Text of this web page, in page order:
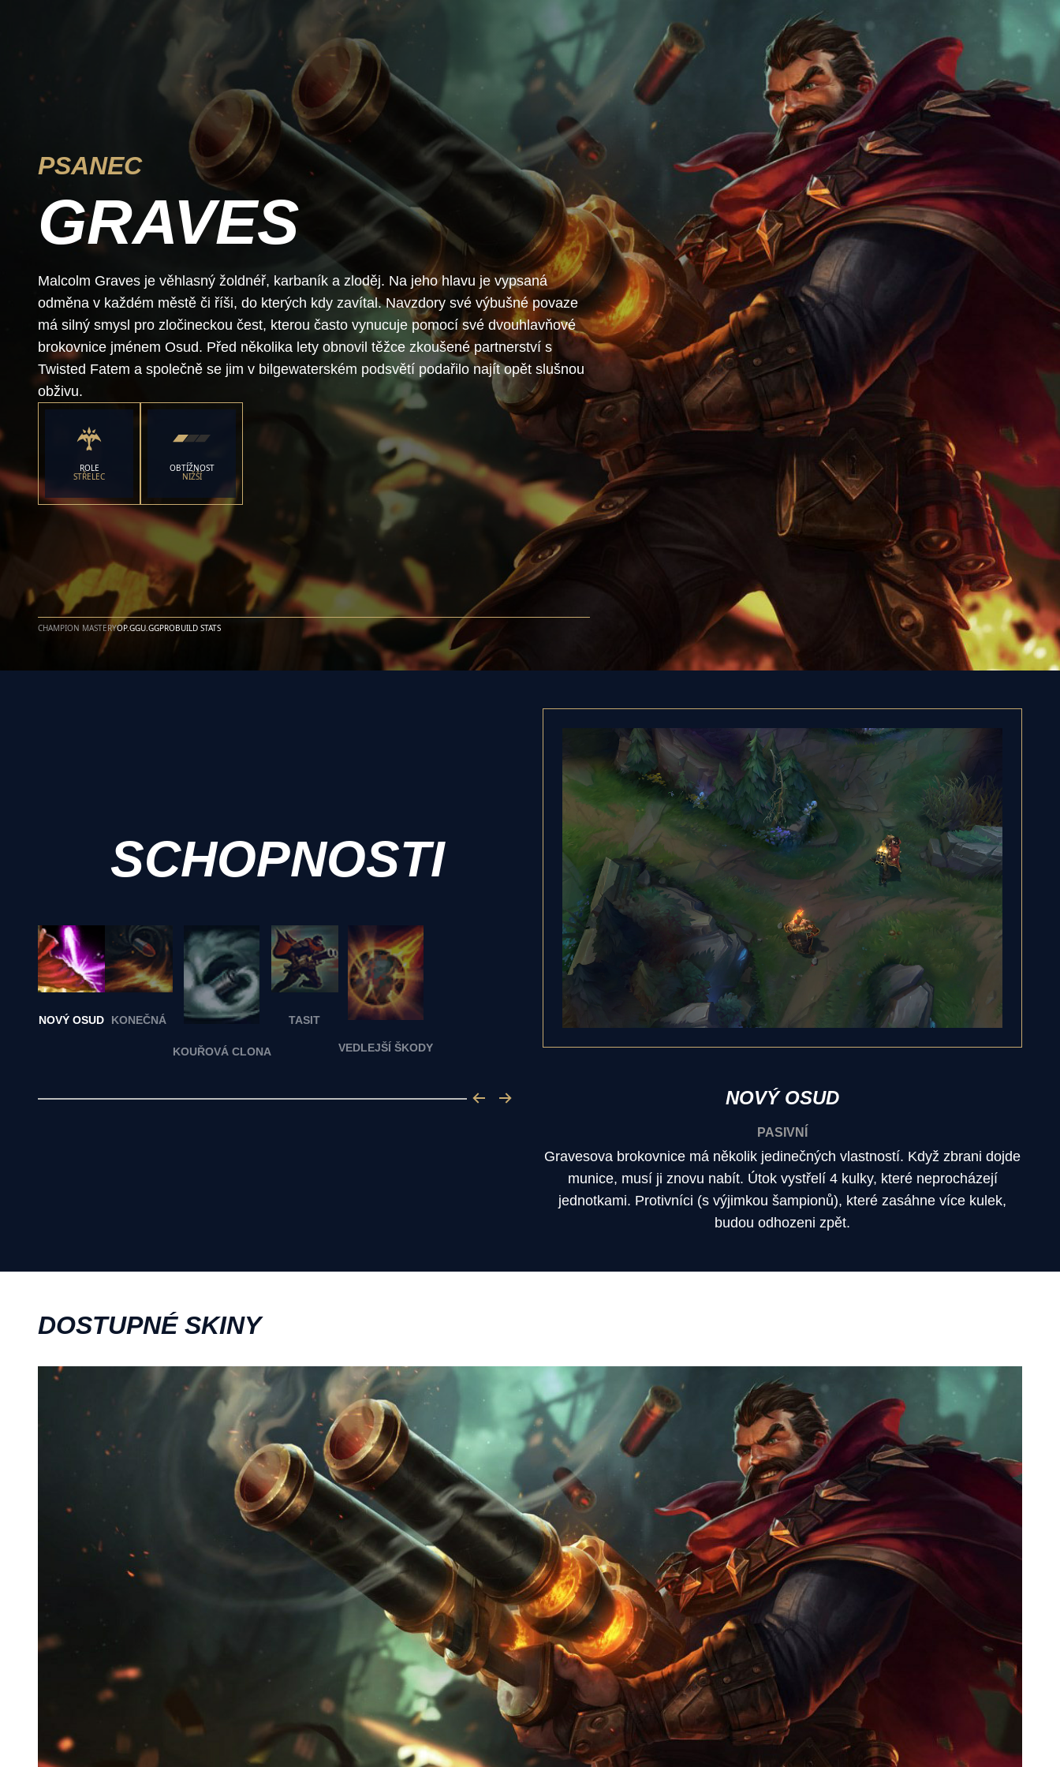
PSANEC
GRAVES
Malcolm Graves je věhlasný žoldnéř, karbaník a zloděj. Na jeho hlavu je vypsaná
odměna v každém městě či říši, do kterých kdy zavítal. Navzdory své výbušné povaze
má silný smysl pro zločineckou čest, kterou často vynucuje pomocí své dvouhlavňové
brokovnice jménem Osud. Před několika lety obnovil těžce zkoušené partnerství s
Twisted Fatem a společně se jim v bilgewaterském podsvětí podařilo najít opět slušnou
obživu.
ROLE
STŘELEC
OBTÍŽNOST
NIŽŠÍ
CHAMPION MASTERYOP.GGU.GGPROBUILD STATS
SCHOPNOSTI
NOVÝ OSUD KONEČNÁ
KOUŘOVÁ CLONA
TASIT
VEDLEJŠÍ ŠKODY
NOVÝ OSUD
PASIVNÍ
Gravesova brokovnice má několik jedinečných vlastností. Když zbrani dojde
munice, musí ji znovu nabít. Útok vystřelí 4 kulky, které neprocházejí
jednotkami. Protivníci (s výjimkou šampionů), které zasáhne více kulek,
budou odhozeni zpět.
DOSTUPNÉ SKINY